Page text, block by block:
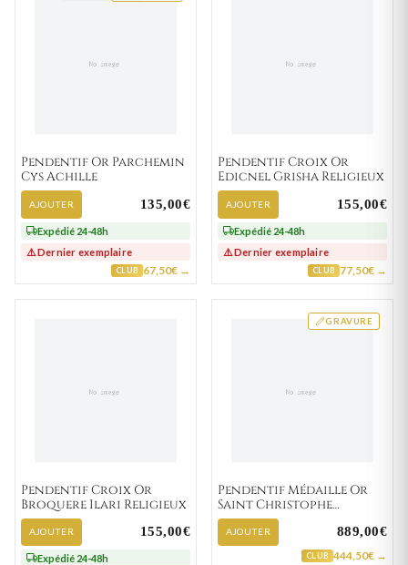
Pendentif Or Parchemin
Cys Achille
AJOUTER 135,00€
Expédié 24-48h
⚠️ Dernier exemplaire
CLUB 67,50€ →
Pendentif Croix Or
Edicnel Grisha Religieux
AJOUTER 155,00€
Expédié 24-48h
⚠️ Dernier exemplaire
CLUB 77,50€ →
Pendentif Croix Or
Broquere Ilari Religieux
AJOUTER 155,00€
Expédié 24-48h
GRAVURE
Pendentif Médaille Or
Saint Christophe
portant Jésus
AJOUTER 889,00€
CLUB 444,50€ →